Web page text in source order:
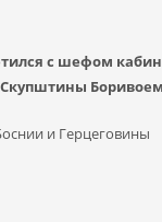
с шефом
и Герцеговины